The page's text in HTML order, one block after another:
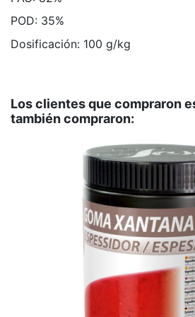
POD: 35%
Dosificación: 100 g/kg
Los clientes que compraron
también compraron: